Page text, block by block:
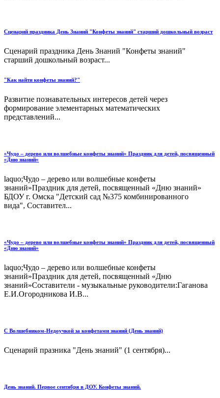
Сценарий праздника День Знаний "Конфеты знаний" старший дошкольный возраст
Сценарий праздника День Знаний "Конфеты знаний"
старший дошкольный возраст...
"Как найти конфеты знаний?"
Развитие познавательных интересов детей через
формирование элементарных математических
представлений...
«Чудо – дерево или волшебные конфеты знаний» Праздник для детей, посвященный
«Дню знаний»
laquo;Чудо – дерево или волшебные конфеты
знаний»Праздник для детей, посвященный «Дню знаний»
БДОУ г. Омска "Детский сад №375 комбинированного
вида", Составител...
«Чудо – дерево или волшебные конфеты знаний» Праздник для детей, посвященный
«Дню знаний»
laquo;Чудо – дерево или волшебные конфеты
знаний»Праздник для детей, посвященный «Дню
знаний»Составители - музыкальные руководители:Гаганова
Е.И.Огородникова И.В...
С Волшебником-Недоучкой за конфетами знаний (День знаний)
Сценарий празника "День знаний" (1 сентября)...
День знаний. Первое сентября в ДОУ. Конфеты знаний.